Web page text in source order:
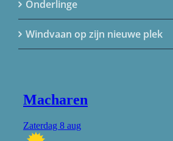
Onderlinge
Windvaan op zijn nieuwe plek